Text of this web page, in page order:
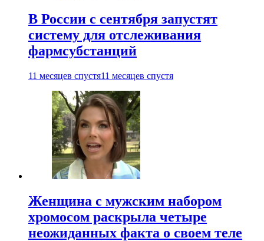
В России с сентября запустят
систему для отслеживания
фармсубстанций
11 месяцев спустя11 месяцев спустя
Женщина с мужским набором
хромосом раскрыла четыре
неожиданных факта о своем теле